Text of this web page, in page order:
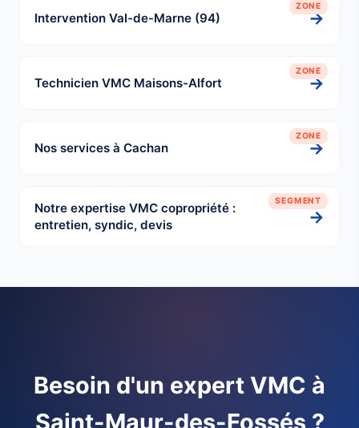
ZONE
Intervention Val-de-Marne (94) →
ZONE
Technicien VMC Maisons-Alfort →
ZONE
Nos services à Cachan →
SEGMENT
Notre expertise VMC copropriété :
entretien, syndic, devis
→
Besoin d'un expert VMC à
Saint-Maur-des-Fossés ?